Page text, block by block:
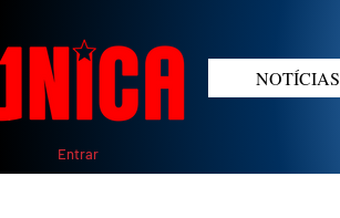
Entrar
NOTÍCIAS